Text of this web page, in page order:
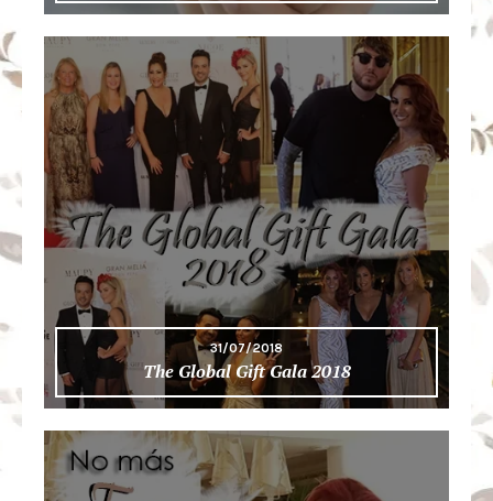
31/07/2018
The Global Gift Gala 2018